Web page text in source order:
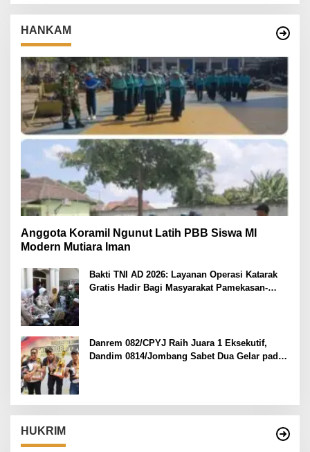
HANKAM
Anggota Koramil Ngunut Latih PBB Siswa MI
Modern Mutiara Iman
Bakti TNI AD 2026: Layanan Operasi Katarak
Gratis Hadir Bagi Masyarakat Pamekasan-
Danrem 082/CPYJ Raih Juara 1 Eksekutif,
Dandim 0814/Jombang Sabet Dua Gelar pada
HUKRIM